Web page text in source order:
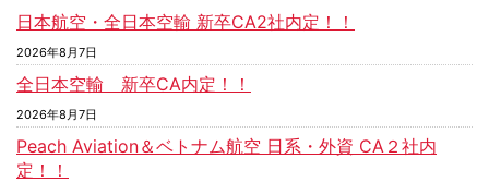
日本航空・全日本空輸 新卒CA2社内定！！
2026年8月7日
全日本空輸 新卒CA内定！！
2026年8月7日
Peach Aviation＆ベトナム航空 日系・外資 CA２社内
定！！